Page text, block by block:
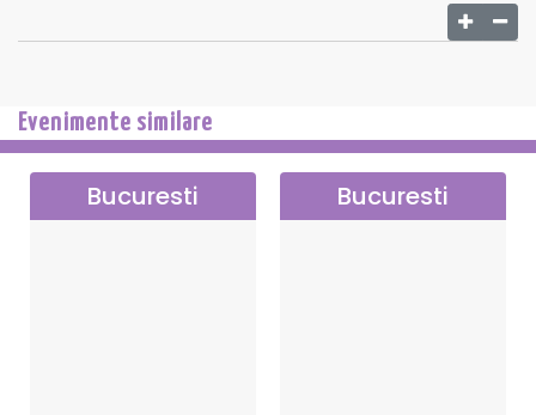
Categoria 4
Categoria 5
130- 117
Evenimente similare
Bucuresti Bucuresti